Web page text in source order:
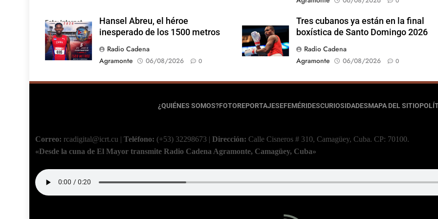
Foto: Internet
Hansel Abreu, el héroe
inesperado de los 1500 metros
Radio Cadena
Agramonte
06/08/2026 0
Tres cubanos ya están en la final
boxística de Santo Domingo 2026
Radio Cadena
Agramonte
06/08/2026 0
¿QUIÉNES SOMOS?FOTOREPORTAJESEFEMÉRIDESCURIOSIDADESMAPA DEL SITIO
Correo: rcadigital@icrt.cu | Teléfono: (+53) 32298673 | Dirección: Calle Cisneros # 310, Camagüey, Cuba. CP: 70100.
«Desde la cuna de El Mayor transmite Radio Cadena Agramonte, Camagüey, Cuba»